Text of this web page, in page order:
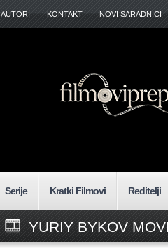
AUTORI KONTAKT NOVI SARADNICI
Serije Kratki Filmovi Reditelji
YURIY BYKOV